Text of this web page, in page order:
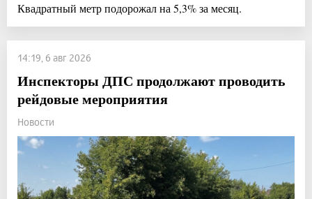
Квадратный метр подорожал на 5,3% за месяц.
14:19, 6 авг 2026
Инспекторы ДПС продолжают проводить
рейдовые мероприятия
Новости